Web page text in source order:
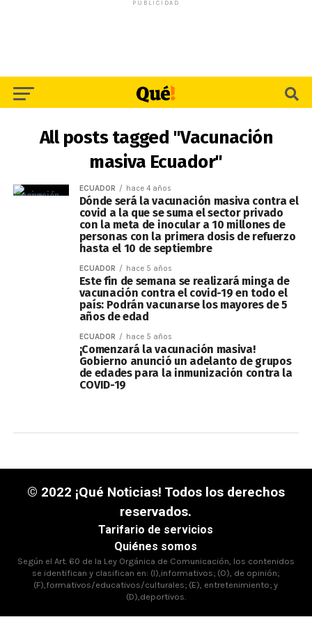
PUBLICIDAD
All posts tagged "Vacunación
masiva Ecuador"
ECUADOR hace 4 años
Dónde será la vacunación masiva contra el
covid a la que se suma el sector privado
con la meta de inocular a 10 millones de
personas con la primera dosis de refuerzo
hasta el 10 de septiembre
ECUADOR hace 5 años
Este fin de semana se realizará minga de
vacunación contra el covid-19 en todo el
país: Podrán vacunarse los mayores de 5
años de edad
ECUADOR hace 5 años
¡Comenzará la vacunación masiva!
Gobierno anunció un adelanto de grupos
de edades para la inmunización contra la
COVID-19
© 2022 ¡Qué Noticias! Todos los derechos
reservados.
Tarifario de servicios
Quiénes somos
Según el Art. 60 de la Ley Orgánica de Comunicación, los contenidos
se identifican y clasifican en: (I),informativos; (O), de opinión;
(F),formativos/educativos/culturales; (E), entretenimiento; y
(D),deportivos.